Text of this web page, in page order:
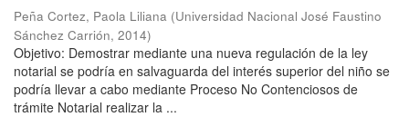
Peña Cortez, Paola Liliana (Universidad Nacional José Faustino
Sánchez Carrión, 2014)
Objetivo: Demostrar mediante una nueva regulación de la ley
notarial se podría en salvaguarda del interés superior del niño se
podría llevar a cabo mediante Proceso No Contenciosos de
trámite Notarial realizar la ...